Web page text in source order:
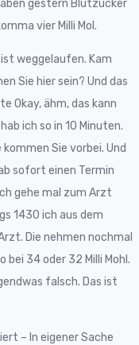
gestern Blutzucker
vier Milli Mol.
weggelaufen. Kam
Sie hier sein? Und das
Okay, ähm, das kann
ich so in 10 Minuten.
Sie vorbei. Und
sofort einen Termin
gehe mal zum Arzt
1430 ich aus dem
Die nehmen nochmal
bei 34 oder 32 Milli Mohl.
falsch. Das ist
– In eigener Sache